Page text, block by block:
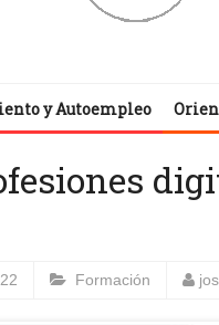
y Autoempleo
Formación